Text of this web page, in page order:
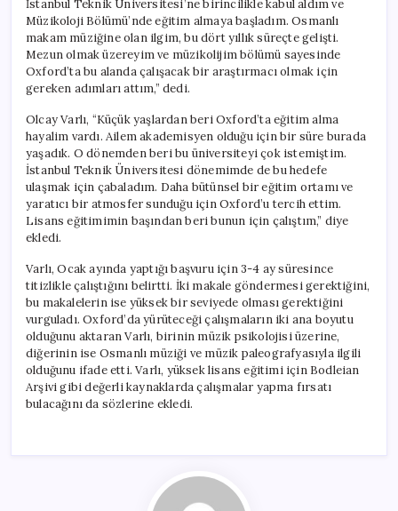
İstanbul Teknik Üniversitesi’ne birincilikle kabul aldım ve
Müzikoloji Bölümü’nde eğitim almaya başladım. Osmanlı
makam müziğine olan ilgim, bu dört yıllık süreçte gelişti.
Mezun olmak üzereyim ve müzikolijim bölümü sayesinde
Oxford’ta bu alanda çalışacak bir araştırmacı olmak için
gereken adımları attım,” dedi.
Olcay Varlı, “Küçük yaşlardan beri Oxford’ta eğitim alma
hayalim vardı. Ailem akademisyen olduğu için bir süre burada
yaşadık. O dönemden beri bu üniversiteyi çok istemiştim.
İstanbul Teknik Üniversitesi dönemimde de bu hedefe
ulaşmak için çabaladım. Daha bütünsel bir eğitim ortamı ve
yaratıcı bir atmosfer sunduğu için Oxford’u tercih ettim.
Lisans eğitimimin başından beri bunun için çalıştım,” diye
ekledi.
Varlı, Ocak ayında yaptığı başvuru için 3-4 ay süresince
titizlikle çalıştığını belirtti. İki makale göndermesi gerektiğini,
bu makalelerin ise yüksek bir seviyede olması gerektiğini
vurguladı. Oxford’da yürüteceği çalışmaların iki ana boyutu
olduğunu aktaran Varlı, birinin müzik psikolojisi üzerine,
diğerinin ise Osmanlı müziği ve müzik paleografyasıyla ilgili
olduğunu ifade etti. Varlı, yüksek lisans eğitimi için Bodleian
Arşivi gibi değerli kaynaklarda çalışmalar yapma fırsatı
bulacağını da sözlerine ekledi.